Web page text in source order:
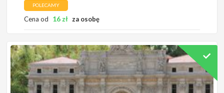
POLECAMY
Cena od 16 zł za osobę